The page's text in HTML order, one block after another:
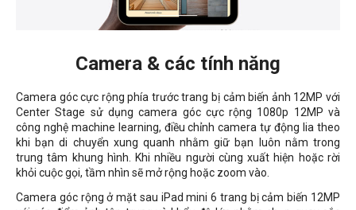
Camera & các tính năng
Camera góc cực rộng phía trước trang bị cảm biến ảnh 12MP với
Center Stage sử dụng camera góc cực rộng 1080p 12MP và
công nghệ machine learning, điều chỉnh camera tự động lia theo
khi bạn di chuyển xung quanh nhằm giữ bạn luôn nằm trong
trung tâm khung hình. Khi nhiều người cùng xuất hiện hoặc rời
khỏi cuộc gọi, tầm nhìn sẽ mở rộng hoặc zoom vào.
Camera góc rộng ở mặt sau iPad mini 6 trang bị cảm biến 12MP